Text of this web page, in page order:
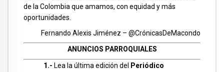
de la Colombia que amamos, con equidad y más
oportunidades.
Fernando Alexis Jiménez – @CrónicasDeMacondo
ANUNCIOS PARROQUIALES
1.- Lea la última edición del
Periódico